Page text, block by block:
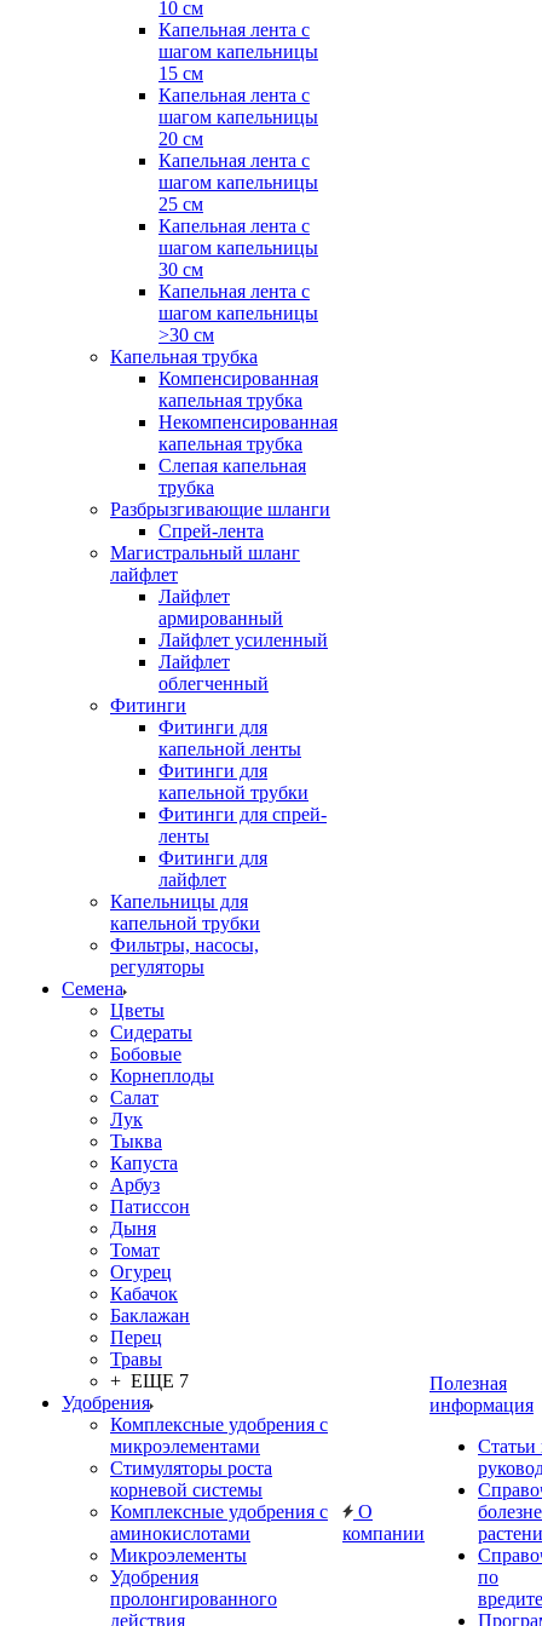
10 см
Капельная лента с
шагом капельницы
15 см
Капельная лента с
шагом капельницы
20 см
Капельная лента с
шагом капельницы
25 см
Капельная лента с
шагом капельницы
30 см
Капельная лента с
шагом капельницы
>30 см
Капельная трубка
Компенсированная
капельная трубка
Некомпенсированная
капельная трубка
Слепая капельная
трубка
Разбрызгивающие шланги
Спрей-лента
Магистральный шланг
лайфлет
Лайфлет
армированный
Лайфлет усиленный
Лайфлет
облегченный
Фитинги
Фитинги для
капельной ленты
Фитинги для
капельной трубки
Фитинги для спрей-
ленты
Фитинги для
лайфлет
Капельницы для
капельной трубки
Фильтры, насосы,
регуляторы
Семена
Цветы
Сидераты
Бобовые
Корнеплоды
Салат
Лук
Тыква
Капуста
Арбуз
Патиссон
Дыня
Томат
Огурец
Кабачок
Баклажан
Перец
Травы
+ ЕЩЕ 7
Удобрения
Комплексные удобрения с
микроэлементами
Стимуляторы роста
корневой системы
Комплексные удобрения с
аминокислотами
Микроэлементы
Удобрения
пролонгированного
действия
О
компании
Полезная
информация
Статьи
по